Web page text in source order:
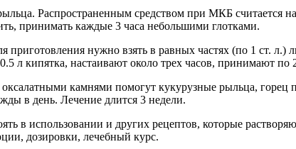
Распространенным средством при МКБ считается
принимать каждые 3 часа небольшими глотками.
приготовления нужно взять в равных частях (по 1 ст.
л кипятка, настаивают около трех часов, принимают
оксалатными камнями помогут кукурузные рыльца, горец
в день. Лечение длится 3 недели.
в использовании и других рецептов, которые
дозировки, лечебный курс.